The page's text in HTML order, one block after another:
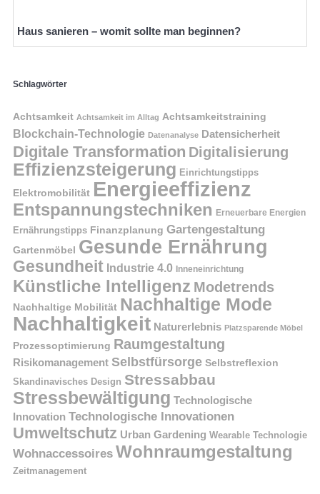
Haus sanieren – womit sollte man beginnen?
Schlagwörter
Achtsamkeit Achtsamkeit im Alltag Achtsamkeitstraining
Blockchain-Technologie Datenanalyse Datensicherheit
Digitale Transformation Digitalisierung
Effizienzsteigerung Einrichtungstipps
Elektromobilität Energieeffizienz
Entspannungstechniken Erneuerbare Energien
Ernährungstipps Finanzplanung Gartengestaltung
Gartenmöbel Gesunde Ernährung
Gesundheit Industrie 4.0 Inneneinrichtung
Künstliche Intelligenz Modetrends
Nachhaltige Mobilität Nachhaltige Mode
Nachhaltigkeit Naturerlebnis Platzsparende Möbel
Prozessoptimierung Raumgestaltung
Risikomanagement Selbstfürsorge Selbstreflexion
Skandinavisches Design Stressabbau
Stressbewältigung Technologische
Innovation Technologische Innovationen
Umweltschutz Urban Gardening Wearable Technologie
Wohnaccessoires Wohnraumgestaltung
Zeitmanagement